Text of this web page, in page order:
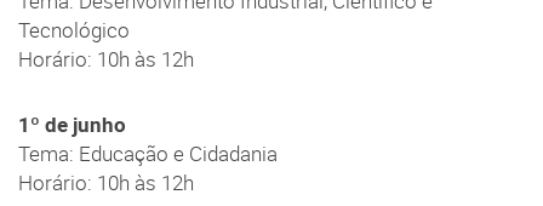
Tecnológico
Horário: 10h às 12h
1º de junho
Tema: Educação e Cidadania
Horário: 10h às 12h